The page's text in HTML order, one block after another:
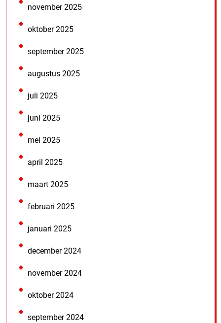
november 2025
oktober 2025
september 2025
augustus 2025
juli 2025
juni 2025
mei 2025
april 2025
maart 2025
februari 2025
januari 2025
december 2024
november 2024
oktober 2024
september 2024